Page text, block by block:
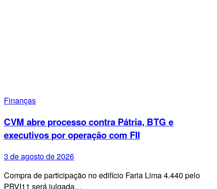
Finanças
CVM abre processo contra Pátria, BTG e
executivos por operação com FII
3 de agosto de 2026
Compra de participação no edifício Faria Lima 4.440 pelo
PBVI11 será julgada…